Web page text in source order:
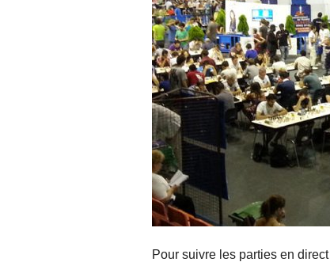
Pour suivre les parties en direct